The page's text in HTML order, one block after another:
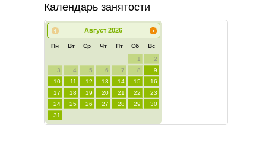
Календарь занятости
Август 2026
Пн Вт Ср Чт Пт Сб Вс
1
2
3
4 5 6 7 8
9
10
11 12 13 14 15
16
17
18 19 20 21 22
23
24
25 26 27 28 29
30
31